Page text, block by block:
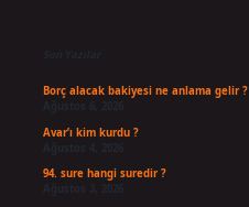
Son Yazılar
Borç alacak bakiyesi ne anlama gelir ?
Ağustos 6, 2026
Avar’ı kim kurdu ?
Ağustos 4, 2026
94. sure hangi suredir ?
Ağustos 3, 2026